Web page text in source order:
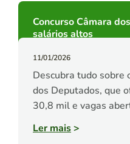
Concurso Câmara
salários altos
11/01/2026
Descubra tudo sobre
dos Deputados, que
30,8 mil e vagas
Ler mais>